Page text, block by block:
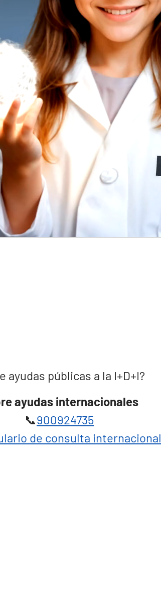
públicas a la I+D+I?
ayudas internacionales
📞900924735
de consulta internacional